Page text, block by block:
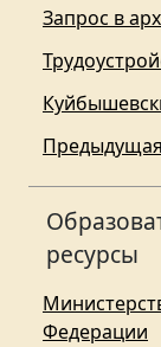
Запрос в
ресурсы
Федерации